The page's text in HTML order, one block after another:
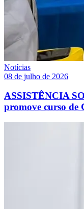
Notícias
08 de julho de 2026
ASSISTÊNCIA
promove curso de